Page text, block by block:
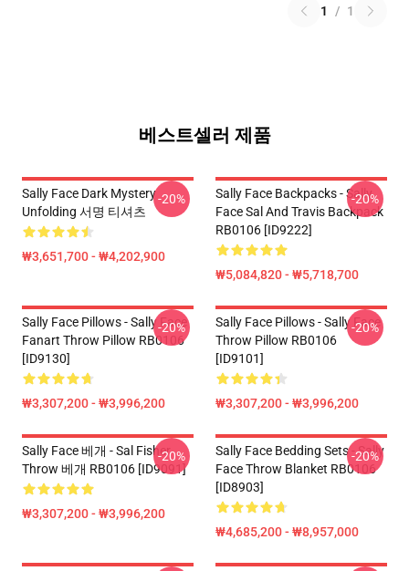
1 / 1
베스트셀러 제품
Sally Face Dark Mystery
Unfolding 서명 티셔츠
₩3,651,700 - ₩4,202,900
-20%
Sally Face Backpacks - Sally
Face Sal And Travis Backpack
RB0106 [ID9222]
₩5,084,820 - ₩5,718,700
-20%
Sally Face Pillows - Sally Face
Fanart Throw Pillow RB0106
[ID9130]
₩3,307,200 - ₩3,996,200
-20%
Sally Face Pillows - Sally Face
Throw Pillow RB0106
[ID9101]
₩3,307,200 - ₩3,996,200
-20%
Sally Face 베개 - Sal Fisher
Throw 베개 RB0106 [ID9091]
₩3,307,200 - ₩3,996,200
-20%
Sally Face Bedding Sets - Sally
Face Throw Blanket RB0106
[ID8903]
₩4,685,200 - ₩8,957,000
-20%